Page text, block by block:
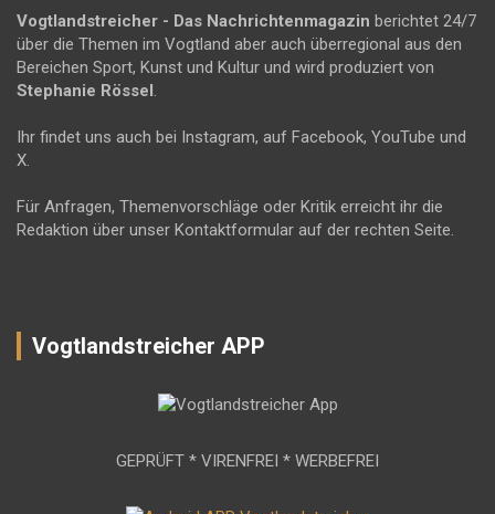
Vogtlandstreicher - Das Nachrichtenmagazin berichtet 24/7
über die Themen im Vogtland aber auch überregional aus den
Bereichen Sport, Kunst und Kultur und wird produziert von
Stephanie Rössel .
Ihr findet uns auch bei Instagram, auf Facebook, YouTube und
X.
Für Anfragen, Themenvorschläge oder Kritik erreicht ihr die
Redaktion über unser Kontaktformular auf der rechten Seite.
Vogtlandstreicher APP
GEPRÜFT * VIRENFREI * WERBEFREI